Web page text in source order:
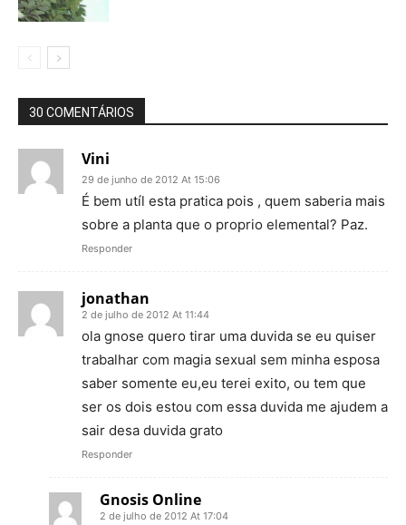
30 COMENTÁRIOS
Vini
29 de junho de 2012 At 15:06
É bem utíl esta pratica pois , quem saberia mais
sobre a planta que o proprio elemental? Paz.
Responder
jonathan
2 de julho de 2012 At 11:44
ola gnose quero tirar uma duvida se eu quiser
trabalhar com magia sexual sem minha esposa
saber somente eu,eu terei exito, ou tem que
ser os dois estou com essa duvida me ajudem a
sair desa duvida grato
Responder
Gnosis Online
2 de julho de 2012 At 17:04